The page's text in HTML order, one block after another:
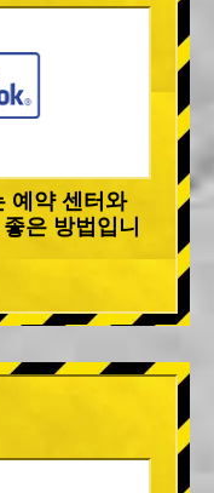
예약 센터와
은 방법입니